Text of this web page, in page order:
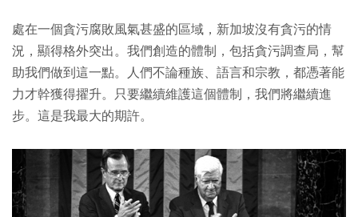
處在一個貪污腐敗風氣甚盛的區域，新加坡沒有貪污的情
況，顯得格外突出。我們創造的體制，包括貪污調查局，幫
助我們做到這一點。人們不論種族、語言和宗教，都憑著能
力才幹獲得擢升。只要繼續維護這個體制，我們將繼續進
步。這是我最大的期許。